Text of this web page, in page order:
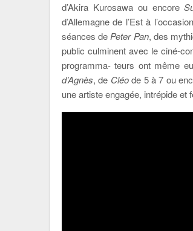
d’Akira Kurosawa ou encore
d’Allemagne de l’Est à
séances de Peter Pan, des
public culminent avec le ciné-
programma- teurs ont même
d’Agnès, de Cléode 5 à 7 ou
une artiste engagée, intrépide